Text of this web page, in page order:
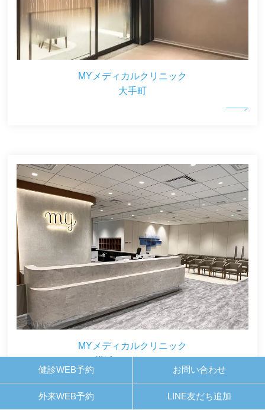
健診WEB予約 お問い合わせ
外来WEB予約 LINE友だち追加
MYメディカルクリニック
大手町
MYメディカルクリニック